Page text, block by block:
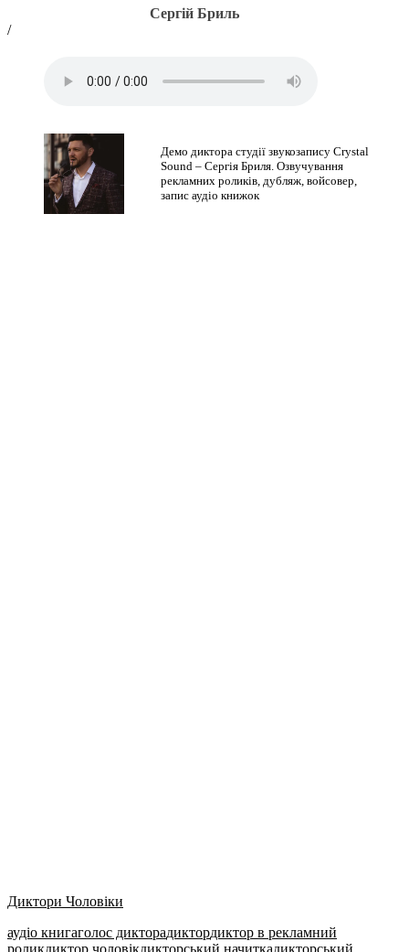
Сергій Бриль
/
Демо диктора студії звукозапису Crystal
Sound – Сергія Бриля. Озвучування
рекламних роликів, дубляж, войсовер,
запис аудіо книжок
Диктори Чоловіки
аудіо книгаголос дикторадиктордиктор в рекламний
роликдиктор чоловікдикторський начиткадикторський